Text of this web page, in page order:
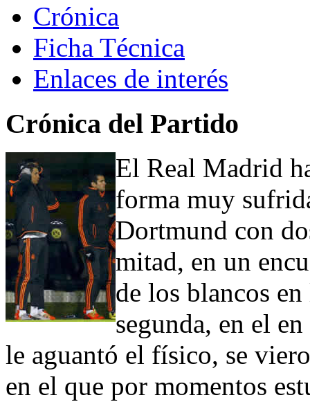
Crónica
Ficha Técnica
Enlaces de interés
Crónica del Partido
El Real Madrid
forma muy
Dortmund con
mitad, en un
de los blancos
segunda, en el
le aguantó el físico, se
en el que por momentos